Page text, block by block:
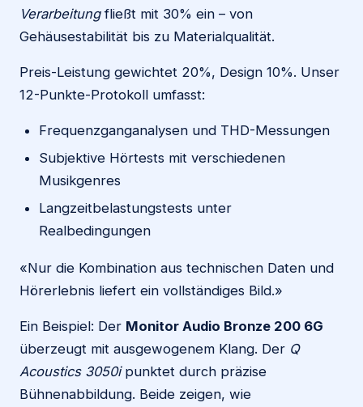
Verarbeitungfließt mit 30% ein – von
Gehäusestabilität bis zu Materialqualität.
Preis-Leistung gewichtet 20%, Design 10%. Unser
12-Punkte-Protokoll umfasst:
Frequenzganganalysen und THD-Messungen
Subjektive Hörtests mit verschiedenen
Musikgenres
Langzeitbelastungstests unter
Realbedingungen
«Nur die Kombination aus technischen Daten und
Hörerlebnis liefert ein vollständiges Bild.»
Ein Beispiel: Der Monitor Audio Bronze 200 6G
überzeugt mit ausgewogenem Klang. Der Q
Acoustics 3050ipunktet durch präzise
Bühnenabbildung. Beide zeigen, wie